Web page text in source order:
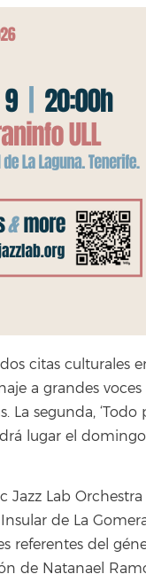
citas culturales
a grandes
segunda, ‘Todo
lugar el
Jazz Lab Orchestra
de La
referentes del
de Natanael